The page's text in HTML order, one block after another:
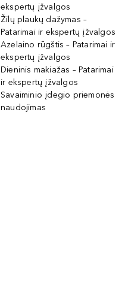
ekspertų įžvalgos
Žilų plaukų dažymas –
Patarimai ir ekspertų įžvalgos
Azelaino rūgštis – Patarimai ir
ekspertų įžvalgos
Dieninis makiažas – Patarimai
ir ekspertų įžvalgos
Savaiminio įdegio priemonės
naudojimas